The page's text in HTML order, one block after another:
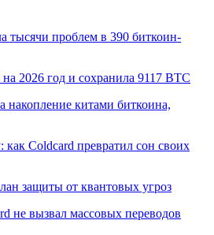
тысячи проблем в 390 биткоин-
2026 год и сохранила 9117 BTC
накопление китами биткоина,
как Coldcard превратил сон своих
защиты от квантовых угроз
не вызвал массовых переводов